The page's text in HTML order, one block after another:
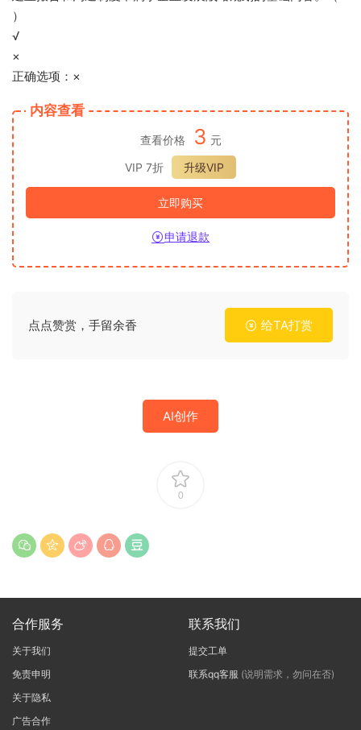
）
√
×
正确选项：×
内容查看
查看价格 3 元
VIP 7折
升级VIP
立即购买
申请退款
点点赞赏，手留余香 给TA打赏
AI创作
0
合作服务
关于我们
免责申明
关于隐私
广告合作
联系我们
提交工单
联系qq客服 (说明需求，勿问在否)